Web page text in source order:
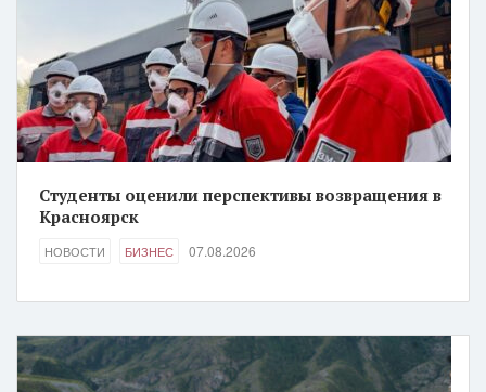
Студенты оценили перспективы возвращения в
Красноярск
НОВОСТИ БИЗНЕС 07.08.2026